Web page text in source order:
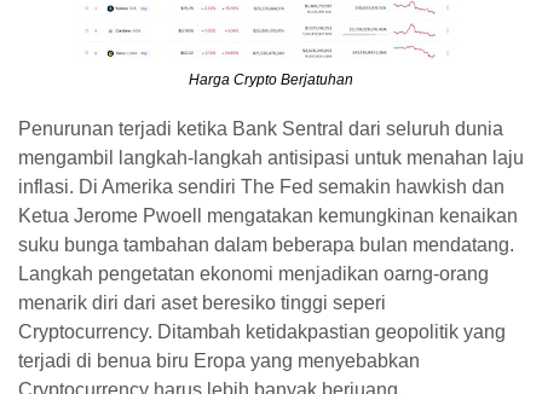
Harga Crypto Berjatuhan
Penurunan terjadi ketika Bank Sentral dari seluruh dunia
mengambil langkah-langkah antisipasi untuk menahan laju
inflasi. Di Amerika sendiri The Fed semakin hawkish dan
Ketua Jerome Pwoell mengatakan kemungkinan kenaikan
suku bunga tambahan dalam beberapa bulan mendatang.
Langkah pengetatan ekonomi menjadikan oarng-orang
menarik diri dari aset beresiko tinggi seperi
Cryptocurrency. Ditambah ketidakpastian geopolitik yang
terjadi di benua biru Eropa yang menyebabkan
Cryptocurrency harus lebih banyak berjuang.